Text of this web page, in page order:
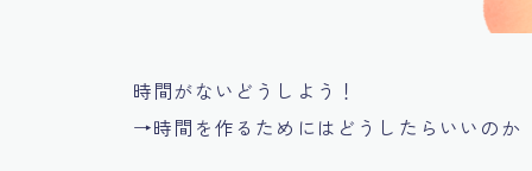
時間がないどうしよう！
→時間を作るためにはどうしたらいいのか